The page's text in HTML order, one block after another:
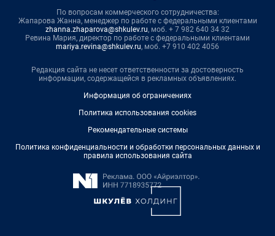
По вопросам коммерческого сотрудничества:
Жапарова Жанна, менеджер по работе с федеральными клиентами
zhanna.zhaparova@shkulev.ru, моб. + 7 982 640 34 32
Ревина Мария, директор по работе с федеральными клиентами
mariya.revina@shkulev.ru, моб. +7 910 402 4056
Редакция сайта не несет ответственности за достоверность
информации, содержащейся в рекламных объявлениях.
Информация об ограничениях
Политика использования cookies
Рекомендательные системы
Политика конфиденциальности и обработки персональных данных и
правила использования сайта